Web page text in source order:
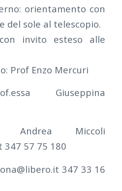
orientamento con
del sole al telescopio.
invito esteso alle
Prof Enzo Mercuri
Giuseppina
Andrea Miccoli
347 57 75 180
347 33 16